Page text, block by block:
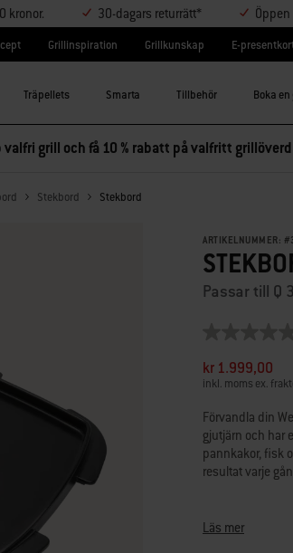
kronor. 30-dagars returrätt*
Grillinspiration Grillkunskap E-
Träpellets Smarta Tillbehör Boka
valfri grill och få 10 % rabatt på valfritt
Stekbord Stekbord
ARTIKELNUMMER: #
Passar till Q
Länk
till
sida.
kr 1.999,00
inkl. moms ex.
Förvandla din
gjutjärn och har
pannkakor, fisk
resultat varje
• Förvandla din
Läs mer